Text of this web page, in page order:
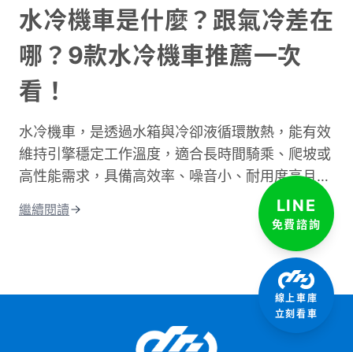
道路類型所需的時間、說明影響通勤的主要因素。
同時也會分享實用的時間規劃技巧，讓你每天出門
前都能準確估算所需時間。不論你是新手騎士還是
資深通勤族，都能找到適合自己的參考資訊！
水冷機車是什麼？跟氣冷差在
哪？9款水冷機車推薦一次
看！
水冷機車，是透過水箱與冷卻液循環散熱，能有效
維持引擎穩定工作溫度，適合長時間騎乘、爬坡或
高性能需求，具備高效率、噪音小、耐用度高且更
環保的優點；相比氣冷，水冷系統的散熱效果更
佳，能減少熱衰竭。這篇文章將從水冷引擎的運作
原理開始說起，帶你搞懂水冷和氣冷的差別，接著
整理出水冷機車的優缺點和保養重點。 最後還會
告訴你目前市場上最熱門的水冷機車車款，讓你在
繼續閱讀 LINE
免費諮詢
線上車庫
立刻看車